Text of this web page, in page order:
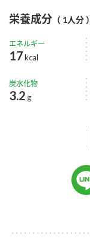
栄養成分 （ 1人分 ）
エネルギー
17kcal
炭水化物
3.2 g